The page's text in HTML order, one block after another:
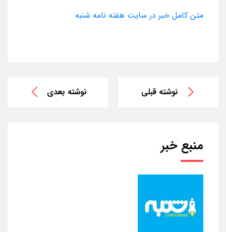
متن کامل خبر در سایت هفته نامه شنبه
نوشته قبلی نوشته بعدی
منبع خبر